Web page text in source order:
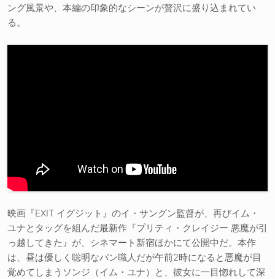
ング風景や、本編の印象的なシーンが贅沢に盛り込まれてい
る。
映画『EXIT イグジット』のイ・サングン監督が、再びイム・
ユナとタッグを組んだ最新作『プリティ・クレイジー 悪魔が引
っ越してきた』が、シネマート新宿ほかにて公開中だ。本作
は、昼は優しく聡明なパン職人だが午前2時になると悪魔が目
覚めてしまうソンジ（イム・ユナ）と、彼女に一目惚れして深